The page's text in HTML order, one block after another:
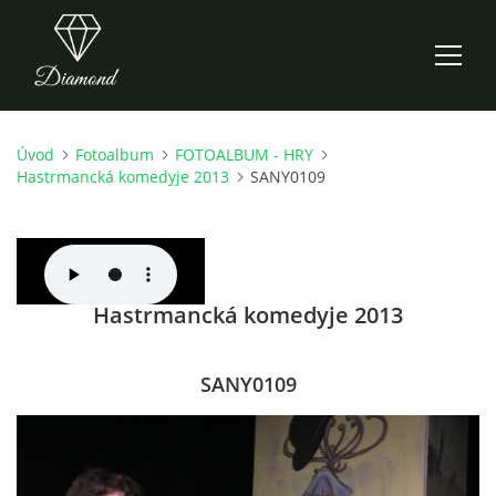
ÚVOD
O NÁS
Úvod Fotoalbum
FOTOALBUM - HRY
Hastrmancká komedyje 2013
SANY0109
Hastrmancká komedyje 2013
SANY0109